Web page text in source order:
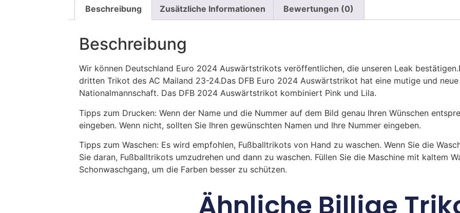
Beschreibung Zusätzliche Informationen Bewertungen (0)
Beschreibung
Wir können Deutschland Euro 2024 Auswärtstrikots veröffentlichen, die unseren Leak
dritten Trikot des AC Mailand 23-24.Das DFB Euro 2024 Auswärtstrikot hat eine mutige und
Nationalmannschaft. Das DFB 2024 Auswärtstrikot kombiniert Pink und Lila.
Tipps zum Drucken: Wenn der Name und die Nummer auf dem Bild genau Ihren Wünschen
eingeben. Wenn nicht, sollten Sie Ihren gewünschten Namen und Ihre Nummer eingeben.
Tipps zum Waschen: Es wird empfohlen, Fußballtrikots von Hand zu waschen. Wenn Sie die
Sie daran, Fußballtrikots umzudrehen und dann zu waschen. Füllen Sie die Maschine mit kaltem
Schonwaschgang, um die Farben besser zu schützen.